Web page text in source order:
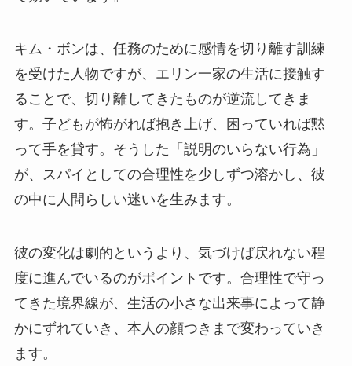
キム・ボンは、任務のために感情を切り離す訓練
を受けた人物ですが、エリン一家の生活に接触す
ることで、切り離してきたものが逆流してきま
す。子どもが怖がれば抱き上げ、困っていれば黙
って手を貸す。そうした「説明のいらない行為」
が、スパイとしての合理性を少しずつ溶かし、彼
の中に人間らしい迷いを生みます。
彼の変化は劇的というより、気づけば戻れない程
度に進んでいるのがポイントです。合理性で守っ
てきた境界線が、生活の小さな出来事によって静
かにずれていき、本人の顔つきまで変わっていき
ます。